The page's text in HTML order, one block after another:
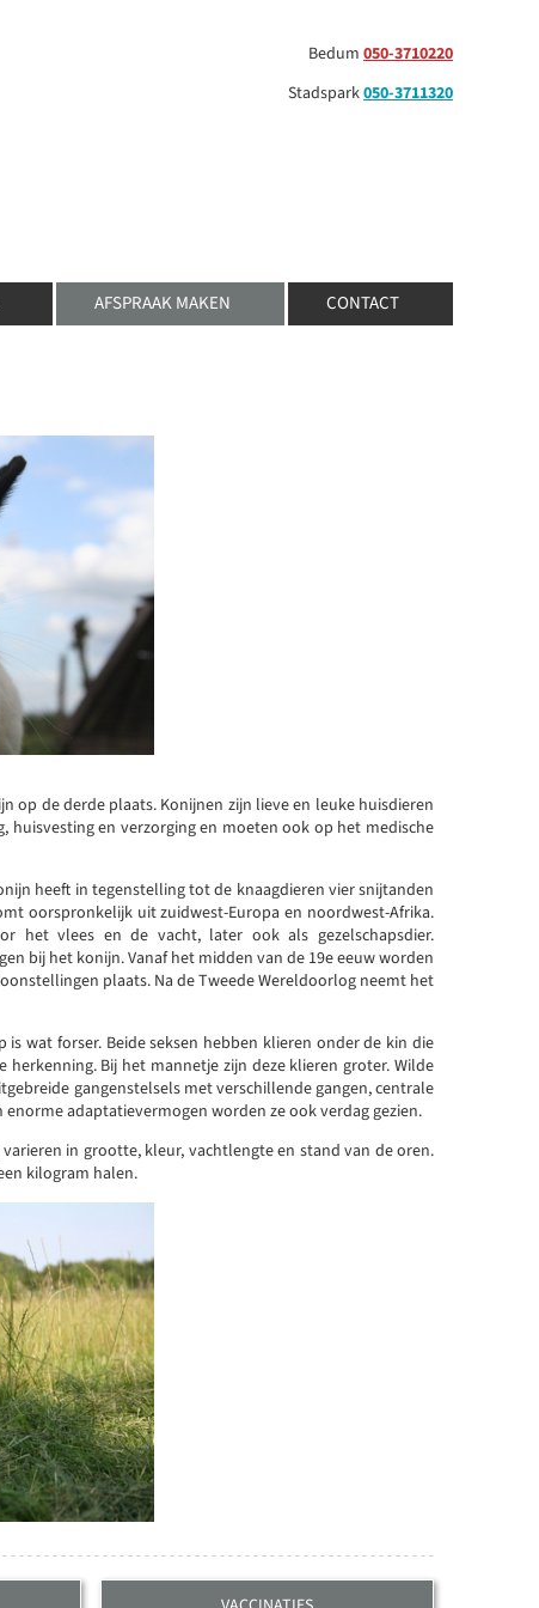
Bedum 050-3710220
Stadspark050-3711320
AFSPRAAK MAKEN CONTACT
op de derde plaats. Konijnen zijn lieve en leuke huisdieren
en verzorging en moeten ook op het medische
heeft in tegenstelling tot de knaagdieren vier snijtanden
oorspronkelijk uit zuidwest-Europa en noordwest-Afrika.
het vlees en de vacht, later ook als gezelschapsdier.
bij het konijn. Vanaf het midden van de 19e eeuw worden
plaats. Na de Tweede Wereldoorlog neemt het
wat forser. Beide seksen hebben klieren onder de kin die
Bij het mannetje zijn deze klieren groter. Wilde
gangenstelsels met verschillende gangen, centrale
adaptatievermogen worden ze ook verdag gezien.
in grootte, kleur, vachtlengte en stand van de oren.
kilogram halen.